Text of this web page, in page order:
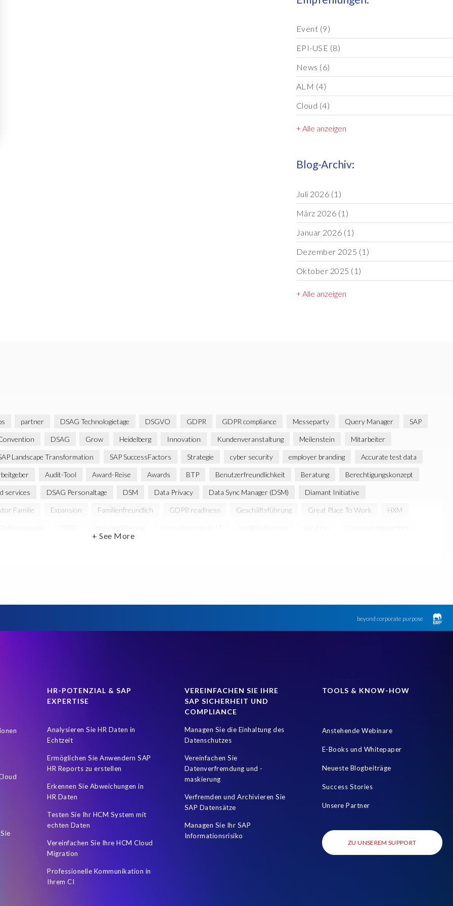
Event (9)
EPI-USE (8)
News (6)
ALM (4)
Cloud (4)
+ Alle anzeigen
Blog-Archiv:
Juli 2026 (1)
März 2026 (1)
Januar 2026 (1)
Dezember 2025 (1)
Oktober 2025 (1)
+ Alle anzeigen
partner DSAG Technologietage DSGVO GDPR GDPR compliance Messeparty Query Manager SAP
DSAG Grow Heidelberg Innovation Kundenveranstaltung Meilenstein Mitarbeiter
Landscape Transformation SAP SuccessFactors Strategie cyber security employer branding Accurate test data
Audit-Tool Award-Reise Awards BTP Benutzerfreundlichkeit Beratung Berechtigungskonzept
services DSAG Personaltage DSM Data Privacy Data Sync Manager (DSM) Diamant Initiative
Familie Expansion Familienfreundlich GDPR readiness Geschäftsführung Great Place To Work HXM
+ See More
beyond corporate purpose
HR-POTENZIAL & SAP
EXPERTISE
Analysieren Sie HR Daten in
Echtzeit
Ermöglichen Sie Anwendern SAP
HR Reports zu erstellen
Erkennen Sie Abweichungen in
HR Daten
Testen Sie Ihr HCM System mit
echten Daten
Vereinfachen Sie Ihre HCM Cloud
Migration
Professionelle Kommunikation in
Ihrem CI
VEREINFACHEN SIE IHRE
SAP SICHERHEIT UND
COMPLIANCE
Managen Sie die Einhaltung des
Datenschutzes
Vereinfachen Sie
Datenverfremdung und -
maskierung
Verfremden und Archivieren Sie
SAP Datensätze
Managen Sie Ihr SAP
Informationsrisiko
TOOLS & KNOW-HOW
Anstehende Webinare
E-Books und Whitepaper
Neueste Blogbeiträge
Success Stories
Unsere Partner
ZU UNSEREM SUPPORT